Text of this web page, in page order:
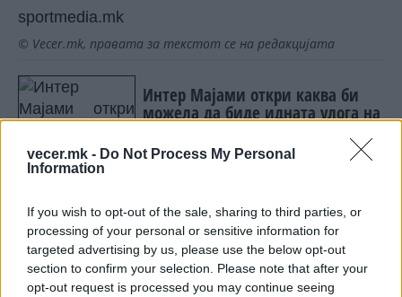
vecer.mk - Do Not Process My Personal
Information
If you wish to opt-out of the sale, sharing to third parties, or
processing of your personal or sensitive information for
targeted advertising by us, please use the below opt-out
section to confirm your selection. Please note that after your
opt-out request is processed you may continue seeing
sportmedia.mk
© Vecer.mk, правата за текстот се на редакцијата
Интер Мајами откри каква би
можела да биде идната улога на
одложија уште еден тест
натпревар